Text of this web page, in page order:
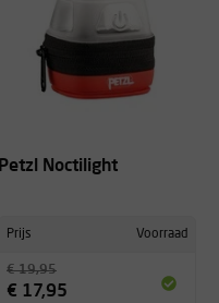
Petzl Noctilight
Prijs Voorraad
€ 19,95
€ 17,95